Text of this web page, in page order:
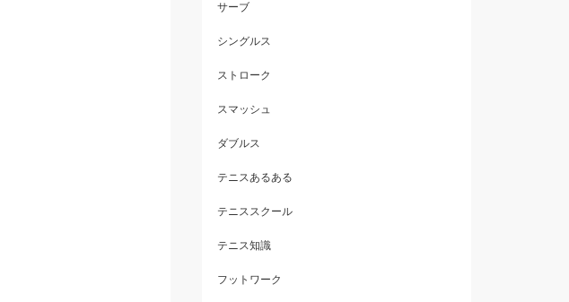
サーブ
シングルス
ストローク
スマッシュ
ダブルス
テニスあるある
テニススクール
テニス知識
フットワーク